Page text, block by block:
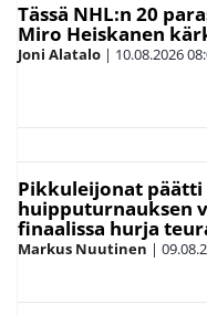
Tässä NHL:n 20
Miro Heiskanen
Joni Alatalo | 10.08.2026
Pikkuleijonat päätti
huipputurnauksen
finaalissa hurja
Markus Nuutinen |